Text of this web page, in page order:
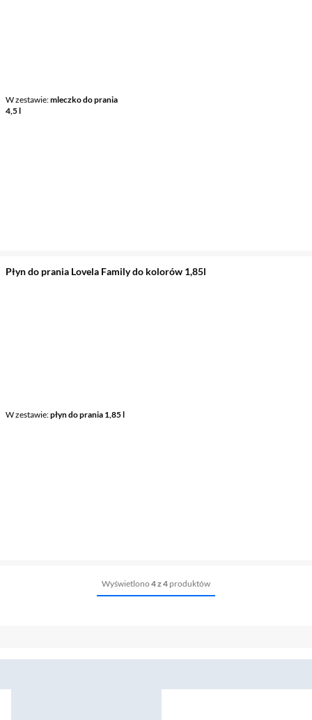
W zestawie mleczko do prania
4,5 l
Płyn do prania Lovela Family do kolorów 1,85l
W zestawie płyn do prania 1,85 l
Wyświetlono 4 z 4 produktów